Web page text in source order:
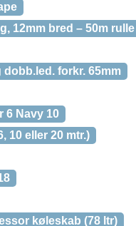
12mm bred – 50m rulle
forkr. 65mm
6 Navy 10
10 eller 20 mtr.)
køleskab (78 ltr)